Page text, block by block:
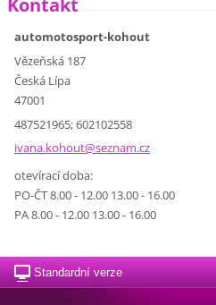
automotosport-kohout
Vězeňská 187
Česká Lípa
47001
487521965; 602102558
ivana.kohout@seznam.cz
otevírací doba:
PO-ČT 8.00 - 12.00 13.00 - 16.00
PA 8.00 - 12.00 13.00 - 16.00
Standardní verze